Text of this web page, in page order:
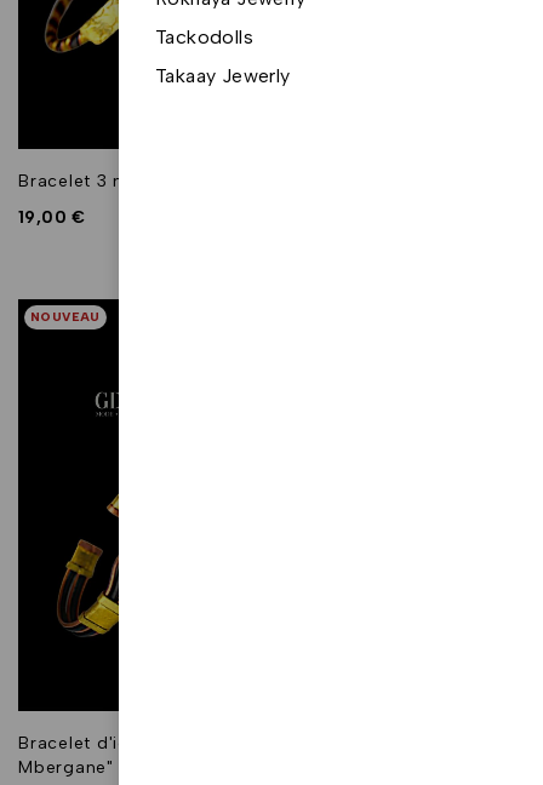
Tackodolls
Takaay Jewerly
Bracelet 3 métaux "Isma"
19,00€
NOUVEAU
Bracelet d'identité "N'Dour
Mbergane"